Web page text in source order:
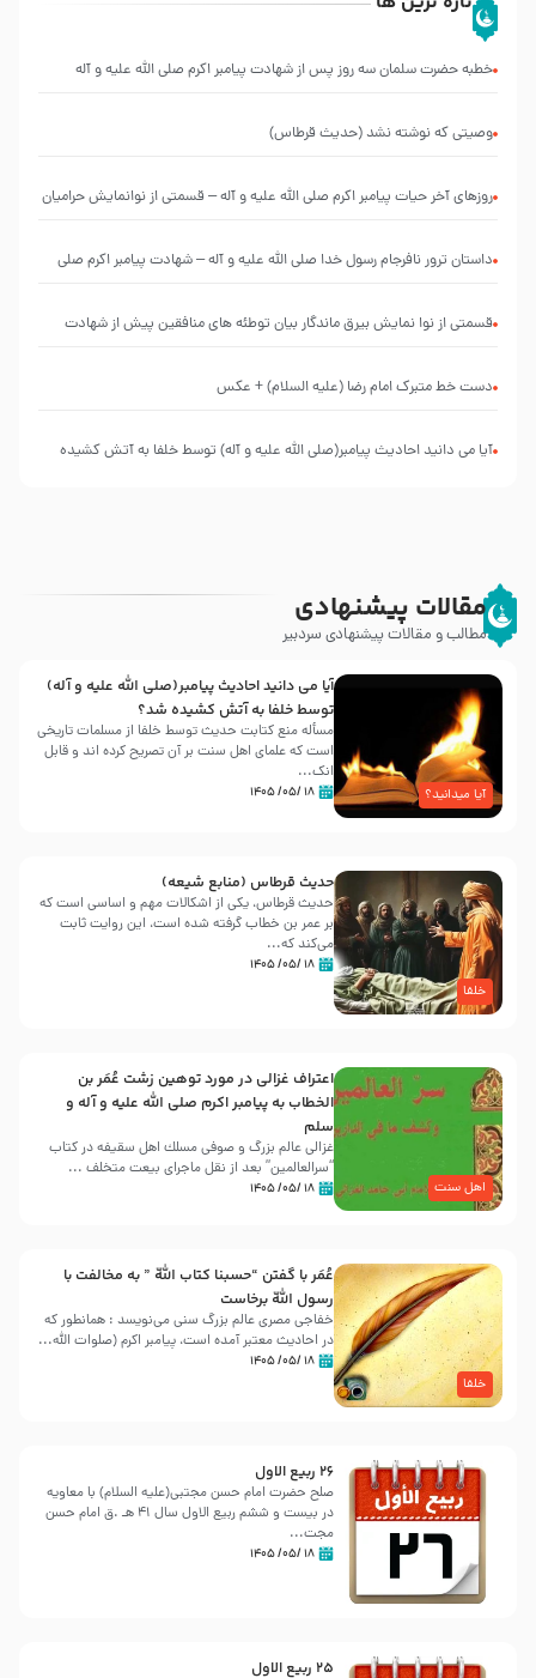
خطبه حضرت سلمان سه روز پس از شهادت پیامبر اکرم صلی الله علیه و آله
وصیتی که نوشته نشد (حدیث قرطاس)
روزهای آخر حیات پیامبر اکرم صلی الله علیه و آله – قسمتی از نوانمایش حرامیان
‌‌‌‌‌‌‌داستان ترور نافرجام رسول خدا صلی الله علیه و آله – شهادت پیامبر اکرم صلی
قسمتی از نوا نمایش بیرق ماندگار بیان توطئه های منافقین پیش از شهادت
دست خط متبرک امام رضا (علیه السلام) + عکس
آیا می دانید احادیث پیامبر(صلی الله علیه و آله) توسط خلفا به آتش کشیده
مقالات پیشنهادی
مطالب و مقالات پیشنهادی سردبیر
آیا میدانید؟
آیا می دانید احادیث پیامبر(صلی الله علیه و آله)
توسط خلفا به آتش کشیده شد؟
مسأله منع کتابت حدیث توسط خلفا از مسلمات تاریخی
است که علمای اهل سنت بر آن تصریح کرده اند و قابل
انک...
۱۸ /۰۵/ ۱۴۰۵
خلفا
حدیث قرطاس (منابع شیعه)
حدیث قرطاس، یکی از اشکالات مهم و اساسی است که
بر عمر بن خطاب گرفته شده است، این روایت ثابت
می‌کند که...
۱۸ /۰۵/ ۱۴۰۵
اهل سنت
اعتراف غزالی در مورد توهین زشت عُمَر بن
الخطاب به پیامبر اکرم صلی الله علیه و آله و
سلم
غزالی عالم بزرگ و صوفی مسلك اهل سقيفه در کتاب
“سرالعالمین” بعد از نقل ماجرای بیعت متخلف ...
۱۸ /۰۵/ ۱۴۰۵
خلفا
عُمَر با گفتن “حسبنا كتاب اللّه ” به مخالفت با
رسول اللّه برخاست
خفاجی مصری عالم بزرگ سنی می‌نویسد : همانطور که
در احادیث معتبر آمده است، پیامبر اکرم (صلوات اللّه...
۱۸ /۰۵/ ۱۴۰۵
26 ربيع الاول
صلح حضرت امام حسن مجتبی(علیه السلام) با معاویه
در بیست و ششم ربیع الاول سال 41 هـ .ق امام حسن
مجت...
۱۸ /۰۵/ ۱۴۰۵
25 ربيع الاول